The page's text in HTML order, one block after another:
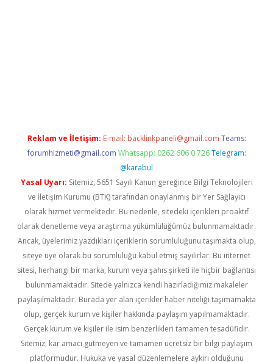
Reklam ve İletişim: E-mail: backlinkpaneli@gmail.com Teams:
forumhizmeti@gmail.com Whatsapp: 0262 606 0 726 Telegram:
@karabul
Yasal Uyarı: Sitemiz, 5651 Sayılı Kanun gereğince Bilgi Teknolojileri
ve İletişim Kurumu (BTK) tarafından onaylanmış bir Yer Sağlayıcı
olarak hizmet vermektedir. Bu nedenle, sitedeki içerikleri proaktif
olarak denetleme veya araştırma yükümlülüğümüz bulunmamaktadır.
Ancak, üyelerimiz yazdıkları içeriklerin sorumluluğunu taşımakta olup,
siteye üye olarak bu sorumluluğu kabul etmiş sayılırlar. Bu internet
sitesi, herhangi bir marka, kurum veya şahıs şirketi ile hiçbir bağlantısı
bulunmamaktadır. Sitede yalnızca kendi hazırladığımız makaleler
paylaşılmaktadır. Burada yer alan içerikler haber niteliği taşımamakta
olup, gerçek kurum ve kişiler hakkında paylaşım yapılmamaktadır.
Gerçek kurum ve kişiler ile isim benzerlikleri tamamen tesadüfidir.
Sitemiz, kar amacı gütmeyen ve tamamen ücretsiz bir bilgi paylaşım
platformudur. Hukuka ve yasal düzenlemelere aykırı olduğunu